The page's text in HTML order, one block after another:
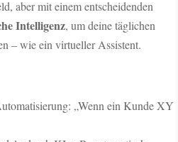
aber mit einem entscheidenden
Intelligenz, um deine täglichen
– wie ein virtueller Assistent.
„Wenn ein Kunde XY